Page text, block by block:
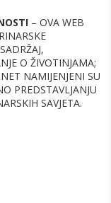
– OVA WEB
O ŽIVOTINJAMA;
NAMIJENJENI SU
PREDSTAVLJANJU
SAVJETA.